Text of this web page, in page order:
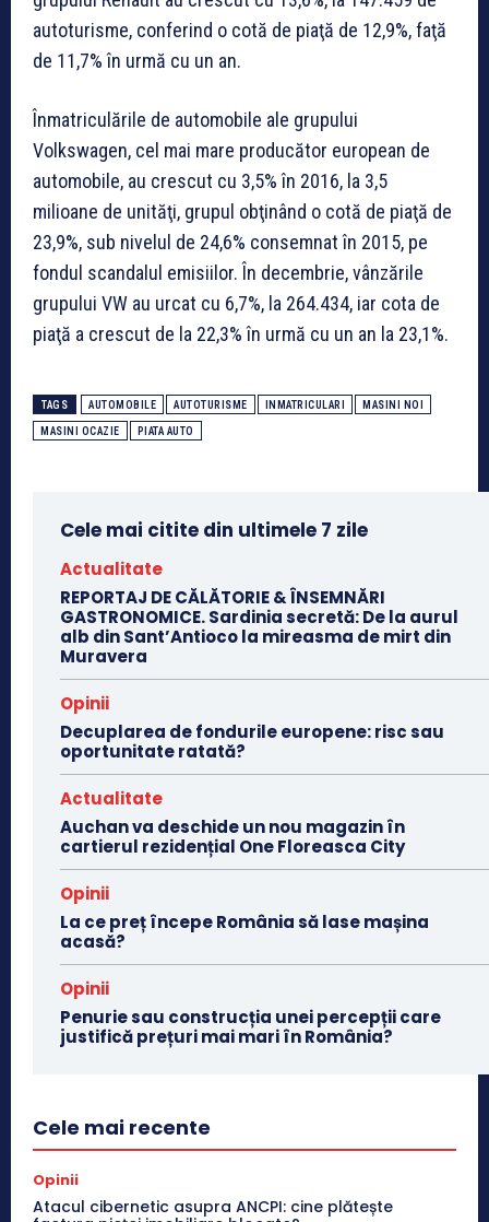
autoturisme, conferind o cotă de piaţă de 12,9%, faţă
de 11,7% în urmă cu un an.
Înmatriculările de automobile ale grupului
Volkswagen, cel mai mare producător european de
automobile, au crescut cu 3,5% în 2016, la 3,5
milioane de unităţi, grupul obţinând o cotă de piaţă de
23,9%, sub nivelul de 24,6% consemnat în 2015, pe
fondul scandalul emisiilor. În decembrie, vânzările
grupului VW au urcat cu 6,7%, la 264.434, iar cota de
piaţă a crescut de la 22,3% în urmă cu un an la 23,1%.
TAGS AUTOMOBILE AUTOTURISME INMATRICULARI MASINI NOI
MASINI OCAZIE PIATA AUTO
Cele mai citite din ultimele 7 zile
Actualitate
REPORTAJ DE CĂLĂTORIE & ÎNSEMNĂRI
GASTRONOMICE. Sardinia secretă: De la aurul
alb din Sant’Antioco la mireasma de mirt din
Muravera
Opinii
Decuplarea de fondurile europene: risc sau
oportunitate ratată?
Actualitate
Auchan va deschide un nou magazin în
cartierul rezidențial One Floreasca City
Opinii
La ce preț începe România să lase mașina
acasă?
Opinii
Penurie sau construcția unei percepții care
justifică prețuri mai mari în România?
Cele mai recente
Opinii
Atacul cibernetic asupra ANCPI: cine plătește